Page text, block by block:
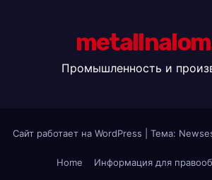
Промышленность и
Сайт работает на WordPress Тема:
Home Информация для